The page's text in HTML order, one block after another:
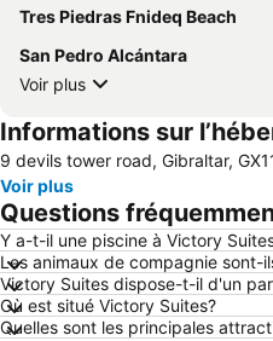
Tres Piedras Fnideq Beach
San Pedro Alcántara
Voir plus
Informations sur
9 devils tower road, Gibraltar,
Voir plus
Questions
Y a-t-il une piscine à Victory
Les animaux de compagnie sont-
Victory Suites dispose-t-il d'un
Où est situé Victory Suites?
Quelles sont les principales